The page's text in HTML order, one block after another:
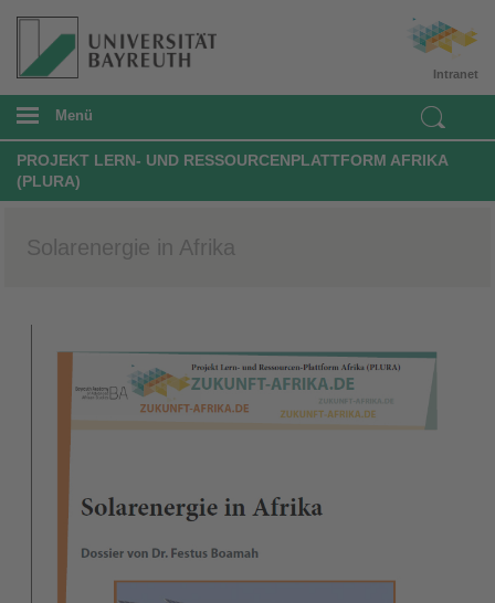
Intranet
Menü
PROJEKT LERN- UND RESSOURCENPLATTFORM AFRIKA
(PLURA)
Solarenergie in Afrika